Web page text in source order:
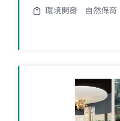
環境開發 自然保育